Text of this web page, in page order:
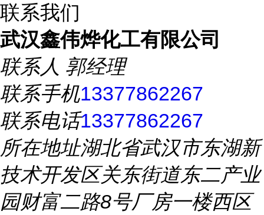
联系我们
武汉鑫伟烨化工有限公司
联系人 郭经理
联系手机13377862267
联系电话13377862267
所在地址湖北省武汉市东湖新
技术开发区关东街道东二产业
园财富二路8号厂房一楼西区